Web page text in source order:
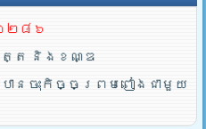
២៨៦
េត្ត និងខណ្ឌ
ានចុះកិច្ចព្រមពៀងជាមួយ